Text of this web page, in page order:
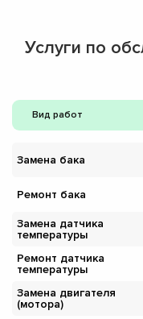
Услуги по
Вид работ
Замена бака
Ремонт бака
Замена датчика
температуры
Ремонт датчика
температуры
Замена двигателя
(мотора)